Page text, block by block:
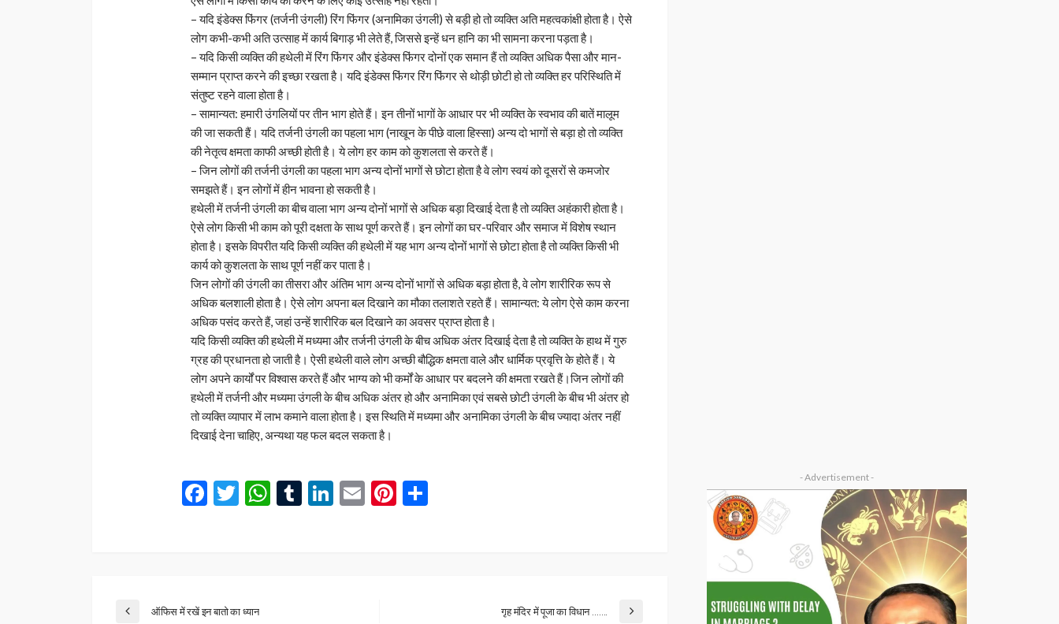
– यदि इंडेक्स फिंगर (तर्जनी उंगली) रिंग फिंगर (अनामिका उंगली) से बड़ी हो तो व्यक्ति अति महत्वकांक्षी होता है। ऐसे
लोग कभी-कभी अति उत्साह में कार्य बिगाड़ भी लेते हैं, जिससे इन्हें धन हानि का भी सामना करना पड़ता है।
– यदि किसी व्यक्ति की हथेली में रिंग फिंगर और इंडेक्स फिंगर दोनों एक समान हैं तो व्यक्ति अधिक पैसा और मान-
सम्मान प्राप्त करने की इच्छा रखता है। यदि इंडेक्स फिंगर रिंग फिंगर से थोड़ी छोटी हो तो व्यक्ति हर परिस्थिति में
संतुष्ट रहने वाला होता है।
– सामान्यत: हमारी उंगलियों पर तीन भाग होते हैं। इन तीनों भागों के आधार पर भी व्यक्ति के स्वभाव की बातें मालूम
की जा सकती हैं। यदि तर्जनी उंगली का पहला भाग (नाखून के पीछे वाला हिस्सा) अन्य दो भागों से बड़ा हो तो व्यक्ति
की नेतृत्व क्षमता काफी अच्छी होती है। ये लोग हर काम को कुशलता से करते हैं।
– जिन लोगों की तर्जनी उंगली का पहला भाग अन्य दोनों भागों से छोटा होता है वे लोग स्वयं को दूसरों से कमजोर
समझते हैं। इन लोगों में हीन भावना हो सकती है।
हथेली में तर्जनी उंगली का बीच वाला भाग अन्य दोनों भागों से अधिक बड़ा दिखाई देता है तो व्यक्ति अहंकारी होता है।
ऐसे लोग किसी भी काम को पूरी दक्षता के साथ पूर्ण करते हैं। इन लोगों का घर-परिवार और समाज में विशेष स्थान
होता है। इसके विपरीत यदि किसी व्यक्ति की हथेली में यह भाग अन्य दोनों भागों से छोटा होता है तो व्यक्ति किसी भी
कार्य को कुशलता के साथ पूर्ण नहीं कर पाता है।
जिन लोगों की उंगली का तीसरा और अंतिम भाग अन्य दोनों भागों से अधिक बड़ा होता है, वे लोग शारीरिक रूप से
अधिक बलशाली होता है। ऐसे लोग अपना बल दिखाने का मौका तलाशते रहते हैं। सामान्यत: ये लोग ऐसे काम करना
अधिक पसंद करते हैं, जहां उन्हें शारीरिक बल दिखाने का अवसर प्राप्त होता है।
यदि किसी व्यक्ति की हथेली में मध्यमा और तर्जनी उंगली के बीच अधिक अंतर दिखाई देता है तो व्यक्ति के हाथ में गुरु
ग्रह की प्रधानता हो जाती है। ऐसी हथेली वाले लोग अच्छी बौद्धिक क्षमता वाले और धार्मिक प्रवृत्ति के होते हैं। ये
लोग अपने कार्यों पर विश्वास करते हैं और भाग्य को भी कर्मों के आधार पर बदलने की क्षमता रखते हैं।जिन लोगों की
हथेली में तर्जनी और मध्यमा उंगली के बीच अधिक अंतर हो और अनामिका एवं सबसे छोटी उंगली के बीच भी अंतर हो
तो व्यक्ति व्यापार में लाभ कमाने वाला होता है। इस स्थिति में मध्यमा और अनामिका उंगली के बीच ज्यादा अंतर नहीं
दिखाई देना चाहिए, अन्यथा यह फल बदल सकता है।
Facebook
Twitter
WhatsApp
Tumblr
LinkedIn
EmailPinterest
ऑफिस में रखें इन बातो का ध्यान गृह मंदिर में पूजा का विधान …….
- Advertisement -